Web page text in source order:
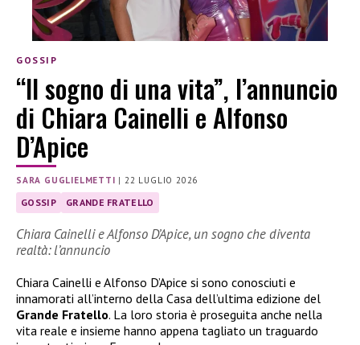
GOSSIP
“Il sogno di una vita”, l’annuncio
di Chiara Cainelli e Alfonso
D’Apice
SARA GUGLIELMETTI | 22 LUGLIO 2026
GOSSIP GRANDE FRATELLO
Chiara Cainelli e Alfonso D’Apice, un sogno che diventa
realtà: l’annuncio
Chiara Cainelli e Alfonso D’Apice si sono conosciuti e
innamorati all’interno della Casa dell’ultima edizione del
Grande Fratello. La loro storia è proseguita anche nella
vita reale e insieme hanno appena tagliato un traguardo